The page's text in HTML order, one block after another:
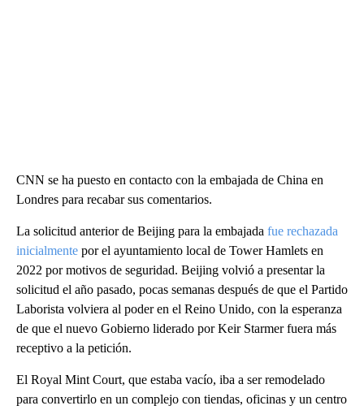
CNN se ha puesto en contacto con la embajada de China en
Londres para recabar sus comentarios.
La solicitud anterior de Beijing para la embajada fue rechazada
inicialmente por el ayuntamiento local de Tower Hamlets en
2022 por motivos de seguridad. Beijing volvió a presentar la
solicitud el año pasado, pocas semanas después de que el Partido
Laborista volviera al poder en el Reino Unido, con la esperanza
de que el nuevo Gobierno liderado por Keir Starmer fuera más
receptivo a la petición.
El Royal Mint Court, que estaba vacío, iba a ser remodelado
para convertirlo en un complejo con tiendas, oficinas y un centro